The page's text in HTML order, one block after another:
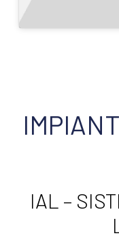
IAL –